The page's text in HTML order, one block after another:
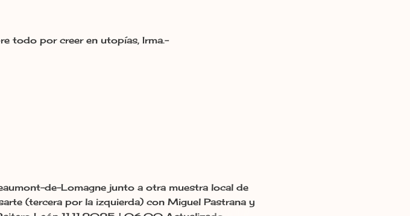
todo por creer en utopías, Irma.-
de-Lomagne junto a otra muestra local de
(tercera por la izquierda) con Miguel Pastrana y